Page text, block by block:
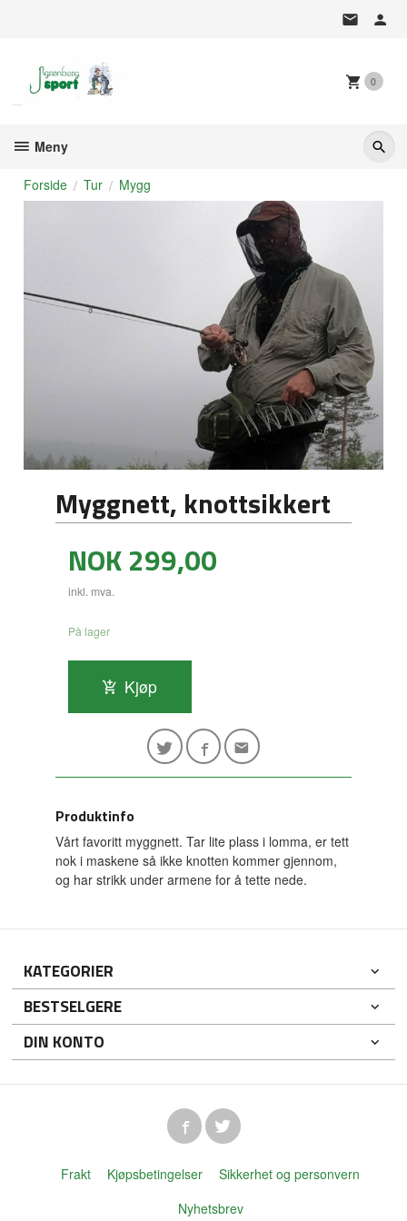
0
Meny
Forside Tur Mygg
Myggnett, knottsikkert
Pris
NOK299,00
inkl. mva.
På lager
Kjøp
Produktinfo
Vårt favoritt myggnett. Tar lite plass i lomma, er tett
nok i maskene så ikke knotten kommer gjennom,
og har strikk under armene for å tette nede.
KATEGORIER
BESTSELGERE
DIN KONTO
Frakt Kjøpsbetingelser
Sikkerhet og personvern
Nyhetsbrev